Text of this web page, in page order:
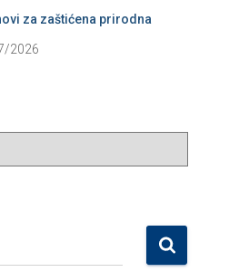
za zaštićena prirodna
2026